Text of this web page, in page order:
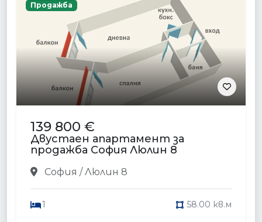
Продажба
139 800 €
Двустаен апартамент за
продажба София Люлин 8
София / Люлин 8
1 58.00 кв.м